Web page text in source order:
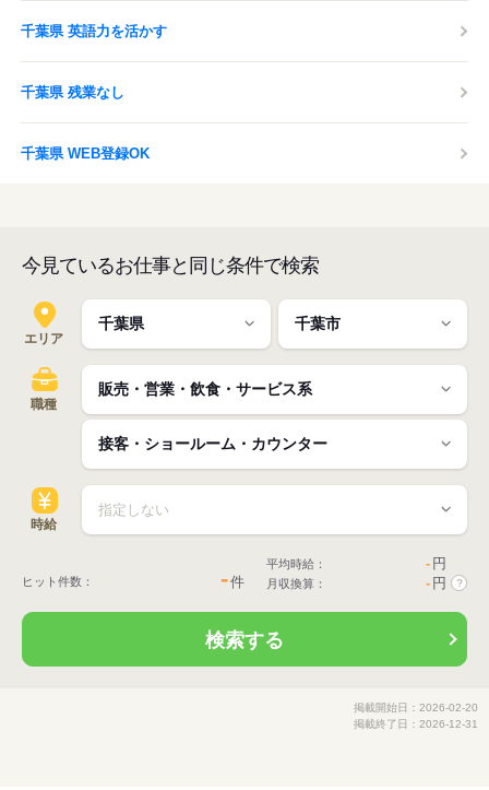
千葉県 英語力を活かす
千葉県 残業なし
千葉県 WEB登録OK
今見ているお仕事と同じ条件で検索
エリア
職種
時給
ヒット件数： -件
平均時給： - 円
月収換算： - 円 ?
検索する
掲載開始日：2026-02-20
掲載終了日：2026-12-31